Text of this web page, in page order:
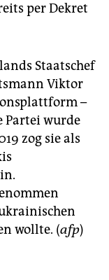
per Dekret
Staatschef
Viktor
–
Partei wurde
zog sie als
wollte. (afp)